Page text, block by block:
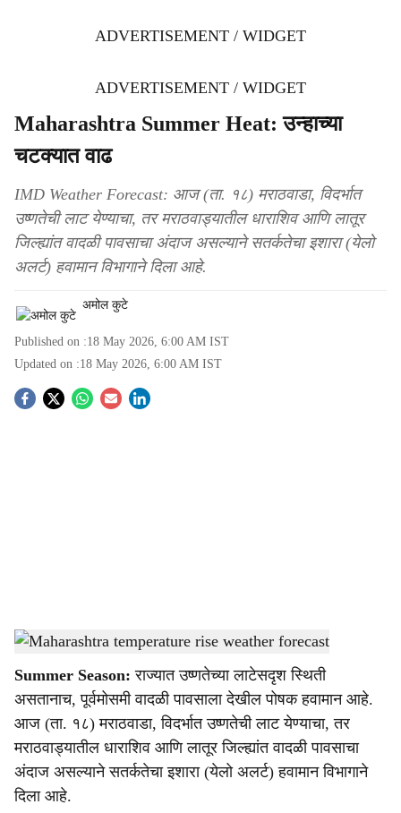
ADVERTISEMENT / WIDGET
ADVERTISEMENT / WIDGET
Maharashtra Summer Heat: उन्हाच्या
चटक्यात वाढ
IMD Weather Forecast: आज (ता. १८) मराठवाडा, विदर्भात
उष्णतेची लाट येण्याचा, तर मराठवाड्यातील धाराशिव आणि लातूर
जिल्ह्यांत वादळी पावसाचा अंदाज असल्याने सतर्कतेचा इशारा (येलो
अलर्ट) हवामान विभागाने दिला आहे.
अमोल कुटे
Published on :18 May 2026, 6:00 AM IST
Updated on :18 May 2026, 6:00 AM IST
S
a
r
e
Maharashtra temperature rise weather forecast- Agrowon
Summer Season: राज्यात उष्णतेच्या लाटेसदृश स्थिती
असतानाच, पूर्वमोसमी वादळी पावसाला देखील पोषक हवामान आहे.
आज (ता. १८) मराठवाडा, विदर्भात उष्णतेची लाट येण्याचा, तर
मराठवाड्यातील धाराशिव आणि लातूर जिल्ह्यांत वादळी पावसाचा
अंदाज असल्याने सतर्कतेचा इशारा (येलो अलर्ट) हवामान विभागाने
दिला आहे.